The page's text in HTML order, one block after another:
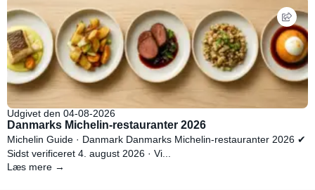
Udgivet den 04-08-2026
Danmarks Michelin-restauranter 2026
Michelin Guide · Danmark Danmarks Michelin-restauranter 2026 ✔
Sidst verificeret 4. august 2026 · Vi...
Læs mere →